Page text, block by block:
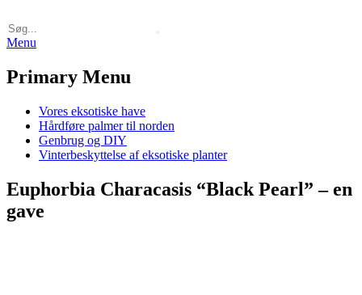
Menu
Primary Menu
Vores eksotiske have
Hårdføre palmer til norden
Genbrug og DIY
Vinterbeskyttelse af eksotiske planter
Euphorbia Characasis “Black Pearl” – en
gave